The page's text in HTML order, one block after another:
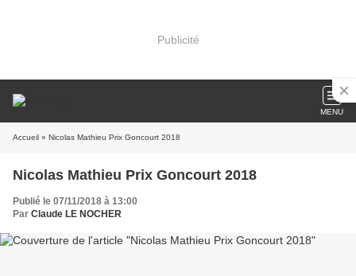
Publicité
MENU
Accueil » Nicolas Mathieu Prix Goncourt 2018
Nicolas Mathieu Prix Goncourt 2018
Publié le 07/11/2018 à 13:00
Par Claude LE NOCHER